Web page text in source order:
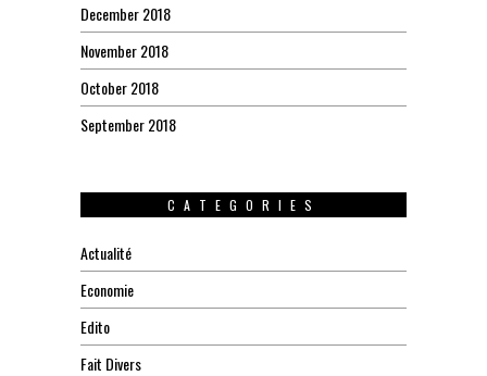
December 2018
November 2018
October 2018
September 2018
CATEGORIES
Actualité
Economie
Edito
Fait Divers